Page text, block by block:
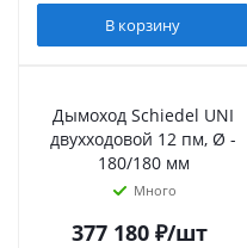
В корзину
Дымоход Schiedel UNI
двухходовой 12 пм, Ø -
180/180 мм
Много
377 180₽/шт